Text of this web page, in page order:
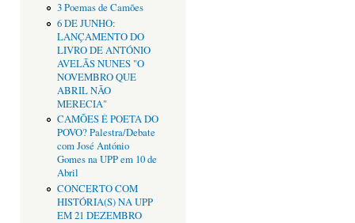
3 Poemas de Camões
6 DE JUNHO:
LANÇAMENTO DO
LIVRO DE ANTÓNIO
AVELÃS NUNES "O
NOVEMBRO QUE
ABRIL NÃO
MERECIA"
CAMÕES É POETA DO
POVO? Palestra/Debate
com José António
Gomes na UPP em 10 de
Abril
CONCERTO COM
HISTÓRIA(S) NA UPP
EM 21 DEZEMBRO